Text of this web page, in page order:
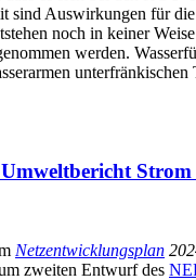
Auswirkungen für
noch in keiner
werden.
Strom
Netzentwicklungsplan
zweiten Entwurf des